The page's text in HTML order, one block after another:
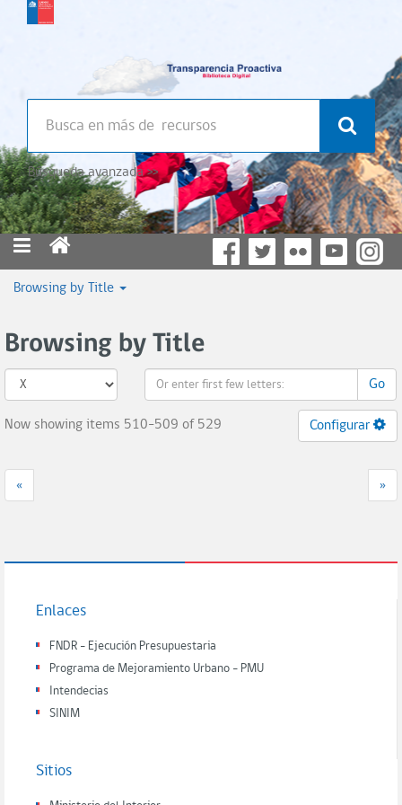
Búsqueda avanzada >>
Browsing by Title
Browsing by Title
Go
Now showing items 510-509 of 529 Configurar
« »
Enlaces
FNDR - Ejecución Presupuestaria
Programa de Mejoramiento Urbano - PMU
Intendecias
SINIM
Sitios